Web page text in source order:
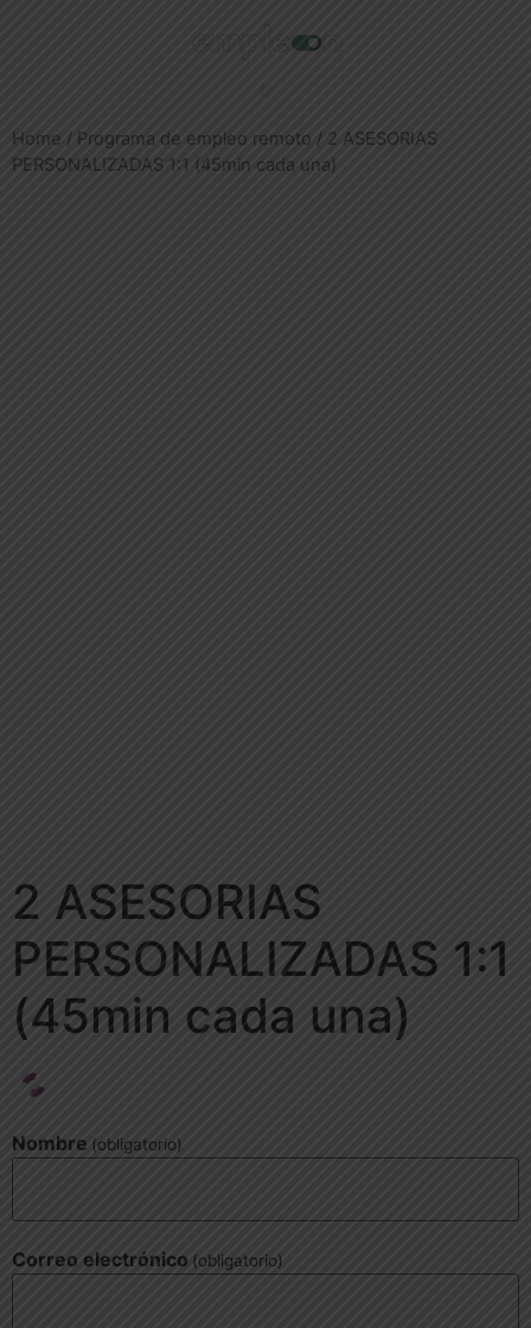
Home / Programa de empleo remoto / 2 ASESORIAS
PERSONALIZADAS 1:1 (45min cada una)
2 ASESORIAS
PERSONALIZADAS 1:1
(45min cada una)
Nombre (obligatorio)
Correo electrónico (obligatorio)